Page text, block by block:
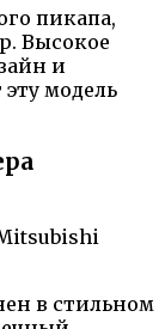
пикапа,
Высокое
и
модель
в стильном